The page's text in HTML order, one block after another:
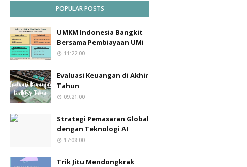
POPULAR POSTS
UMKM Indonesia Bangkit
Bersama Pembiayaan UMi
11:22:00
Evaluasi Keuangan di Akhir
Tahun
09:21:00
Strategi Pemasaran Global
dengan Teknologi AI
17:08:00
Trik Jitu Mendongkrak